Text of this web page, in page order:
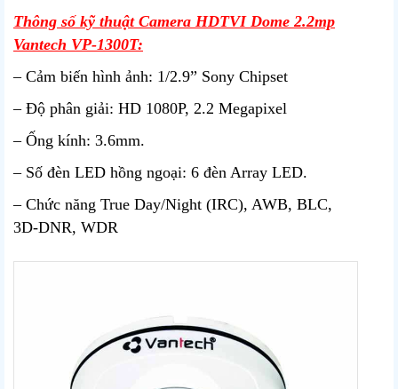
Thông số kỹ thuật Camera HDTVI Dome 2.2mp
Vantech VP-1300T:
– Cảm biến hình ảnh: 1/2.9” Sony Chipset
– Độ phân giải: HD 1080P, 2.2 Megapixel
– Ống kính: 3.6mm.
– Số đèn LED hồng ngoại: 6 đèn Array LED.
– Chức năng True Day/Night (IRC), AWB, BLC,
3D-DNR, WDR